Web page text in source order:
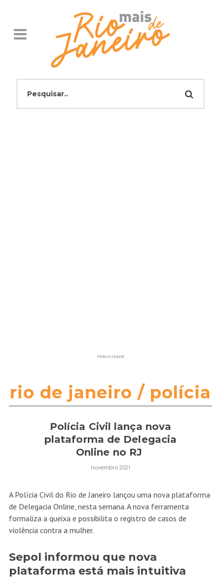
PUBLICIDADE
rio de janeiro / polícia
Polícia Civil lança nova
plataforma de Delegacia
Online no RJ
novembro 2021
A Polícia Civil do Rio de Janeiro lançou uma nova plataforma
de Delegacia Online, nesta semana. A nova ferramenta
formaliza a queixa e possibilita o registro de casos de
violência contra a mulher.
Sepol informou que nova
plataforma está mais intuitiva